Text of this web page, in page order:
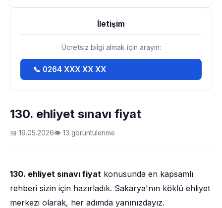
130. ehliyet sınavı fiyat
📅 19.05.2026👁 13 görüntülenme
130. ehliyet sınavı fiyat konusunda en kapsamlı
rehberi sizin için hazırladık. Sakarya'nın köklü ehliyet
merkezi olarak, her adımda yanınızdayız.
İletişim
Ücretsiz bilgi almak için arayın:
📞 0264 XXX XX XX